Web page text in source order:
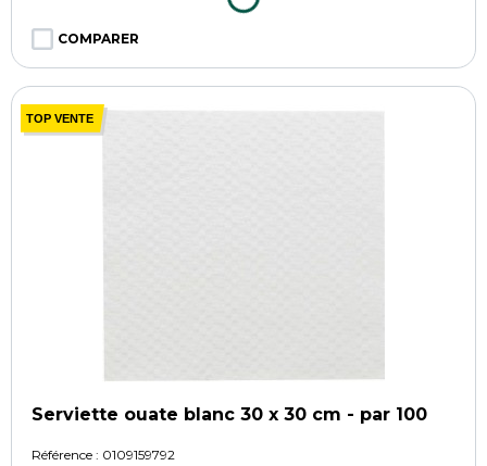
COMPARER
TOP VENTE
Serviette ouate blanc 30 x 30 cm - par 100
Référence : 0109159792